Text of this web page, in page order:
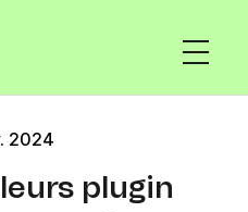
2024
plugin